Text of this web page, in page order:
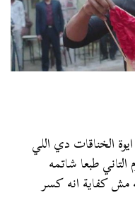
الخناقات دي اللي
طبعا شاتمه
مش كفاية انه كسر